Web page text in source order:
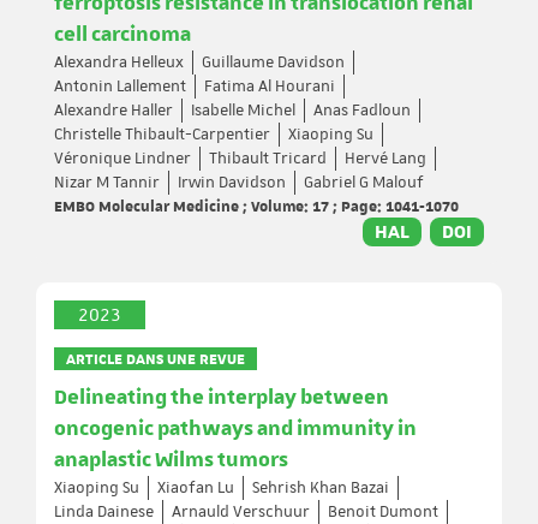
cell carcinoma
Alexandra Helleux
Guillaume Davidson
Antonin Lallement
Fatima Al Hourani
Alexandre Haller
Isabelle Michel
Anas Fadloun
Christelle Thibault-Carpentier
Xiaoping Su
Véronique Lindner
Thibault Tricard
Hervé Lang
Nizar M Tannir
Irwin Davidson
Gabriel G Malouf
EMBO Molecular Medicine ; Volume: 17 ; Page: 1041-1070
HAL DOI
2023
ARTICLE DANS UNE REVUE
Delineating the interplay between
oncogenic pathways and immunity in
anaplastic Wilms tumors
Xiaoping Su Xiaofan Lu
Sehrish Khan Bazai
Linda Dainese
Arnauld Verschuur
Benoit Dumont